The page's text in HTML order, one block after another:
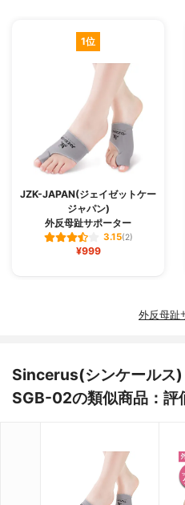
1位
JZK-JAPAN(ジェイゼットケー
ジャパン)
外反母趾サポーター
3.15(2)
¥999
外反母趾
Sincerus(シンケールス)
SGB-02の類似商品：評